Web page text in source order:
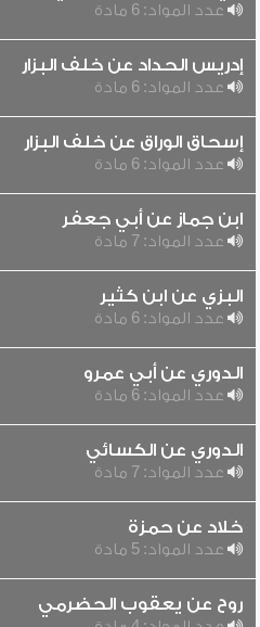
عدد المواد: 6 مادة
إدريس الحداد عن خلف البزار
عدد المواد: 6 مادة
إسحاق الوراق عن خلف البزار
عدد المواد: 6 مادة
ابن جماز عن أبي جعفر
عدد المواد: 7 مادة
البزي عن ابن كثير
عدد المواد: 6 مادة
الدوري عن أبي عمرو
عدد المواد: 6 مادة
الدوري عن الكسائي
عدد المواد: 7 مادة
خلاد عن حمزة
عدد المواد: 5 مادة
روح عن يعقوب الحضرمي